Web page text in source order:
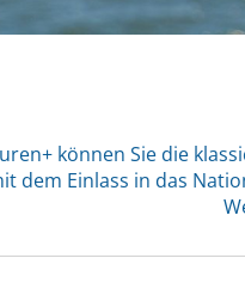
können Sie die
dem Einlass in das